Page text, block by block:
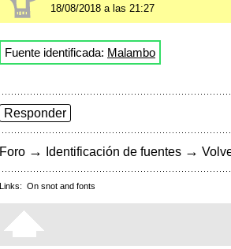
18/08/2018 a las 21:27
Fuente identificada: Malambo
Responder
Foro → Identificación de fuentes →
Links: On snot and fonts